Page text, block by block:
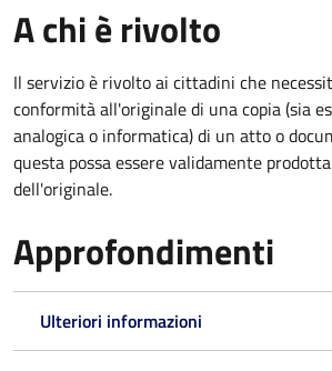
A chi è rivolto
Il servizio è rivolto ai cittadini che
conformità all'originale di una copia (sia
analogica o informatica) di un atto o
questa possa essere validamente
dell'originale.
Approfondimenti
Ulteriori informazioni